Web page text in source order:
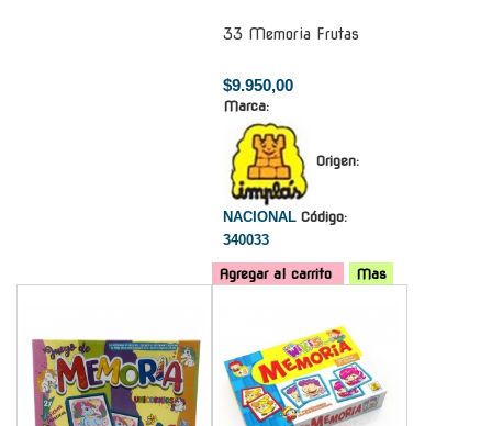
33 Memoria Frutas
$9.950,00
Marca:
Origen:
NACIONAL Código:
340033
Agregar al carrito
Mas